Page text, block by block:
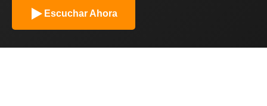
Escuchar Ahora